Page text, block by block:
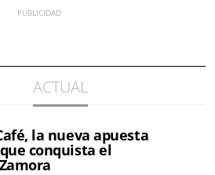
ACTUAL
la nueva apuesta
conquista el